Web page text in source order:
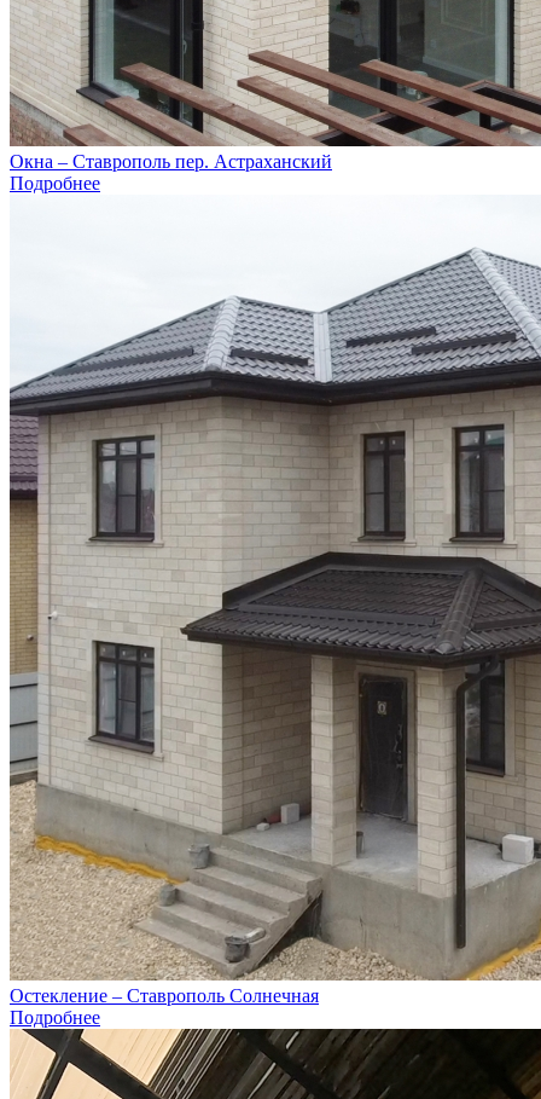
Окна – Ставрополь пер. Астраханский
Подробнее
Остекление – Ставрополь Солнечная
Подробнее